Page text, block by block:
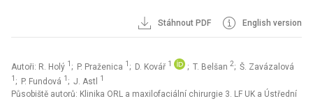
Stáhnout PDF English version
Autoři: R. Holý 1 ; P. Praženica 1 ; D. Kovář 1 ; T. Belšan 2; Š. Zavázalová
1 ; P. Fundová 1 ; J. Astl 1
Působiště autorů: Klinika ORL a maxilofaciální chirurgie 3. LF UK a Ústřední